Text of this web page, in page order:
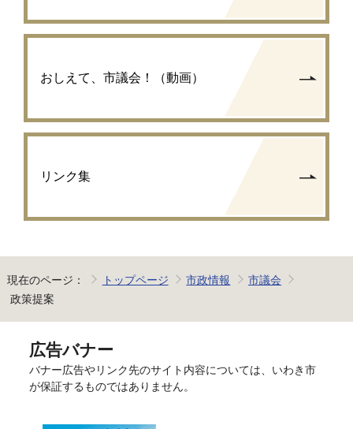
おしえて、市議会！（動画）
リンク集
現在のページ： トップページ 市政情報
市議会
政策提案
広告バナー
バナー広告やリンク先のサイト内容については、いわき市
が保証するものではありません。